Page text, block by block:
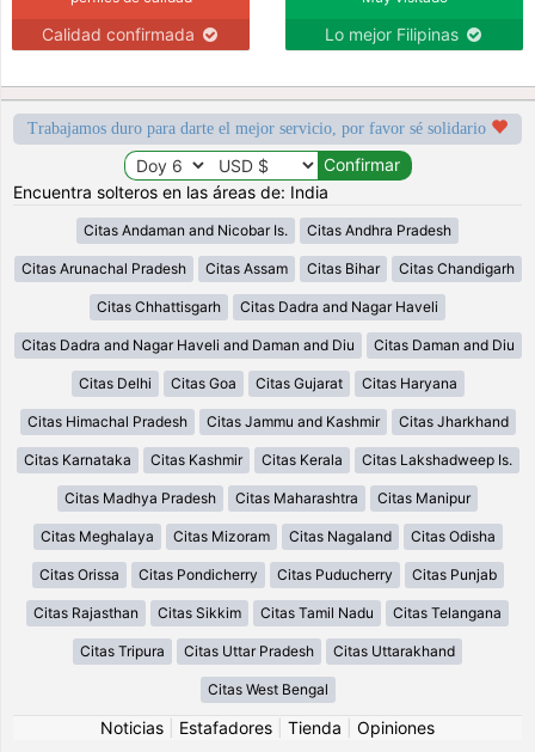
Calidad confirmada Lo mejor Filipinas
Trabajamos duro para darte el mejor servicio, por favor sé solidario
Encuentra solteros en las áreas de: India
Citas Andaman and Nicobar Is. Citas Andhra Pradesh
Citas Arunachal Pradesh Citas Assam Citas Bihar Citas Chandigarh
Citas Chhattisgarh Citas Dadra and Nagar Haveli
Citas Dadra and Nagar Haveli and Daman and Diu Citas Daman and Diu
Citas Delhi Citas Goa Citas Gujarat Citas Haryana
Citas Himachal Pradesh Citas Jammu and Kashmir Citas Jharkhand
Citas Karnataka Citas Kashmir Citas Kerala Citas Lakshadweep Is.
Citas Madhya Pradesh Citas Maharashtra Citas Manipur
Citas Meghalaya Citas Mizoram Citas Nagaland Citas Odisha
Citas Orissa Citas Pondicherry Citas Puducherry Citas Punjab
Citas Rajasthan Citas Sikkim Citas Tamil Nadu Citas Telangana
Citas Tripura Citas Uttar Pradesh Citas Uttarakhand
Citas West Bengal
Noticias Estafadores Tienda
Opiniones